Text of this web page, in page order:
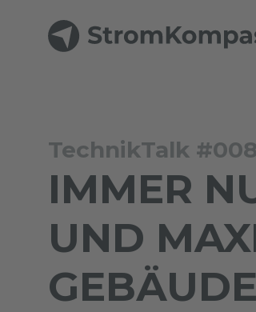
TechnikTalk #008
IMMER
UND